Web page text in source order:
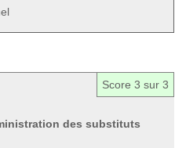
Score 3 sur 3
des substituts